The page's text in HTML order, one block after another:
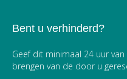
Bent u verhinderd?
Geef dit minimaal 24 uur
brengen van de door u